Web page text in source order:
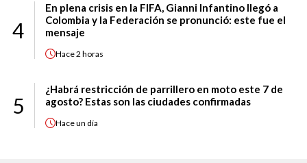
4
En plena crisis en la FIFA, Gianni Infantino llegó a
Colombia y la Federación se pronunció: este fue el
mensaje
Hace2 horas
5
¿Habrá restricción de parrillero en moto este 7 de
agosto? Estas son las ciudades confirmadas
Haceun día